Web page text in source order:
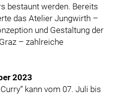
bestaunt werden. Bereits
das Atelier Jungwirth –
und Gestaltung der
– zahlreiche
2023
kann vom 07. Juli bis